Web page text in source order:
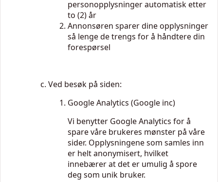
personopplysninger automatisk etter
to (2) år
Annonsøren sparer dine opplysninger
så lenge de trengs for å håndtere din
forespørsel
Ved besøk på siden:
Google Analytics (Google inc)
Vi benytter Google Analytics for å
spare våre brukeres mønster på våre
sider. Opplysningene som samles inn
er helt anonymisert, hvilket
innebærer at det er umulig å spore
deg som unik bruker.